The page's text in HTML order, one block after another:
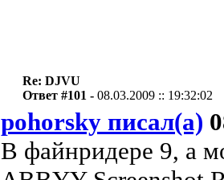
Re: DJVU
Ответ #101 -08.03.2009 :: 19:32:02
pohorsky писал(а)
В файнридере 9, а